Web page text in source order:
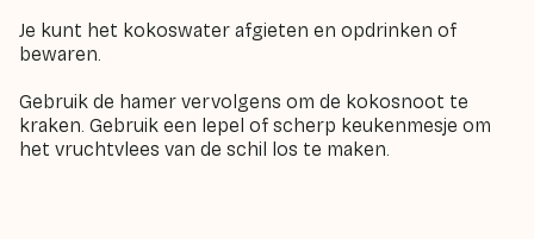
Je kunt het kokoswater afgieten en opdrinken of
bewaren.
Gebruik de hamer vervolgens om de kokosnoot te
kraken. Gebruik een lepel of scherp keukenmesje om
het vruchtvlees van de schil los te maken.